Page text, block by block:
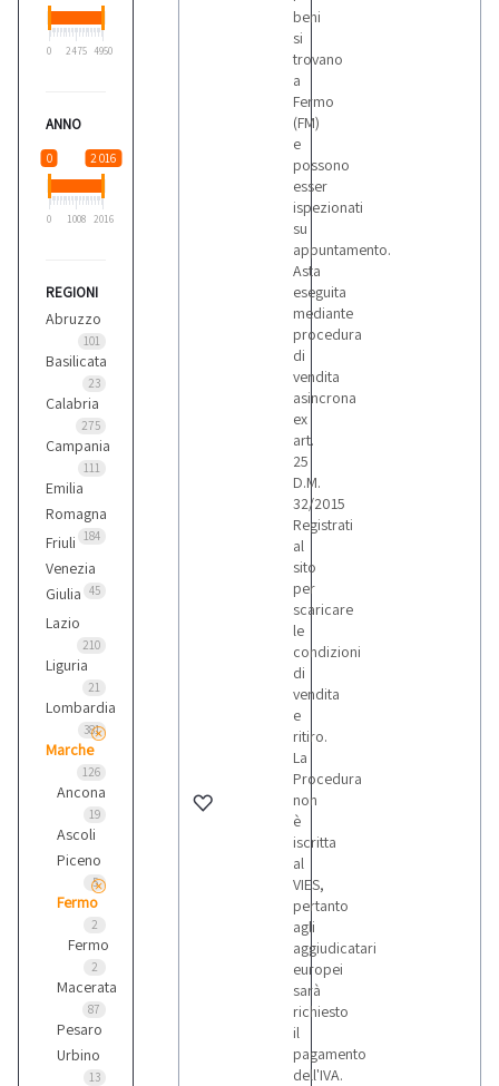
0 2475 4950
ANNO
0 2 016
0 1008 2016
REGIONI
Abruzzo
101
Basilicata
23
Calabria
275
Campania
111
Emilia
Romagna
184
Friuli
Venezia
Giulia 45
Lazio
210
Liguria
21
Lombardia
381
Marche
126
Ancona
19
Ascoli
Piceno
5
Fermo
2
Fermo
2
Macerata
87
Pesaro
Urbino
13
beni
si
trovano
a
Fermo
(FM)
e
possono
esser
ispezionati
su
appuntamento.
Asta
eseguita
mediante
procedura
di
vendita
asincrona
ex
art.
25
D.M.
32/2015
Registrati
al
sito
per
scaricare
le
condizioni
di
vendita
e
ritiro.
La
Procedura
non
è
iscritta
al
VIES,
pertanto
agli
aggiudicatari
europei
sarà
richiesto
il
pagamento
dell'IVA.